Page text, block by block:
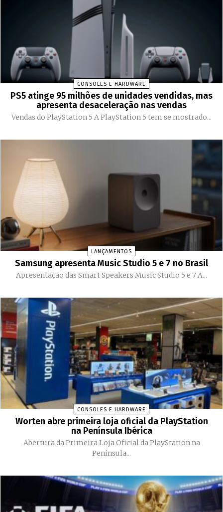
CONSOLES E HARDWARE
PS5 atinge 95 milhões de unidades vendidas, mas
apresenta desaceleração nas vendas
Vendas do PlayStation 5 A PlayStation 5 tem se mostrado...
LANÇAMENTOS
Samsung apresenta Music Studio 5 e 7 no Brasil
Apresentação das Smart Speakers Music Studio 5 e 7 A...
CONSOLES E HARDWARE
Worten abre primeira loja oficial da PlayStation
na Península Ibérica
Abertura da Primeira Loja Oficial da PlayStation na
Península...